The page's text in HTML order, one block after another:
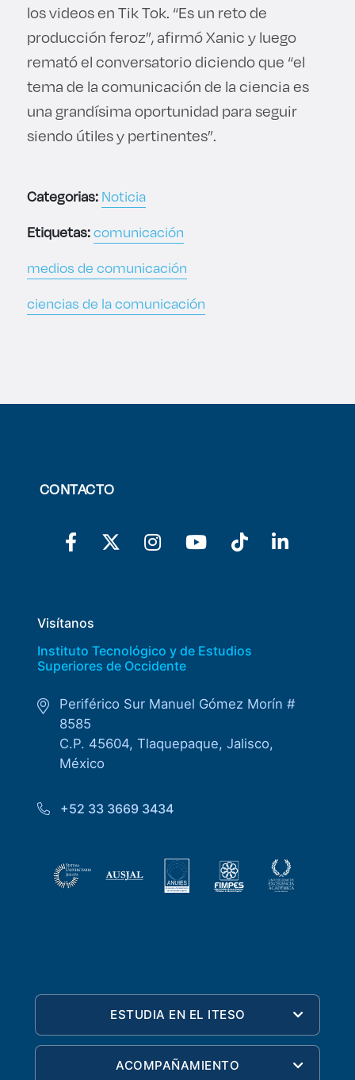
los videos en Tik Tok. “Es un reto de
producción feroz”, afirmó Xanic y luego
remató el conversatorio diciendo que “el
tema de la comunicación de la ciencia es
una grandísima oportunidad para seguir
siendo útiles y pertinentes”.
Categorias:Noticia
Etiquetas:comunicación
medios de comunicación
ciencias de la comunicación
CONTACTO
Visítanos
Instituto Tecnológico y de Estudios
Superiores de Occidente
Periférico Sur Manuel Gómez Morín #
8585
C.P. 45604, Tlaquepaque, Jalisco,
México
+52 33 3669 3434
ESTUDIA EN EL ITESO
ACOMPAÑAMIENTO